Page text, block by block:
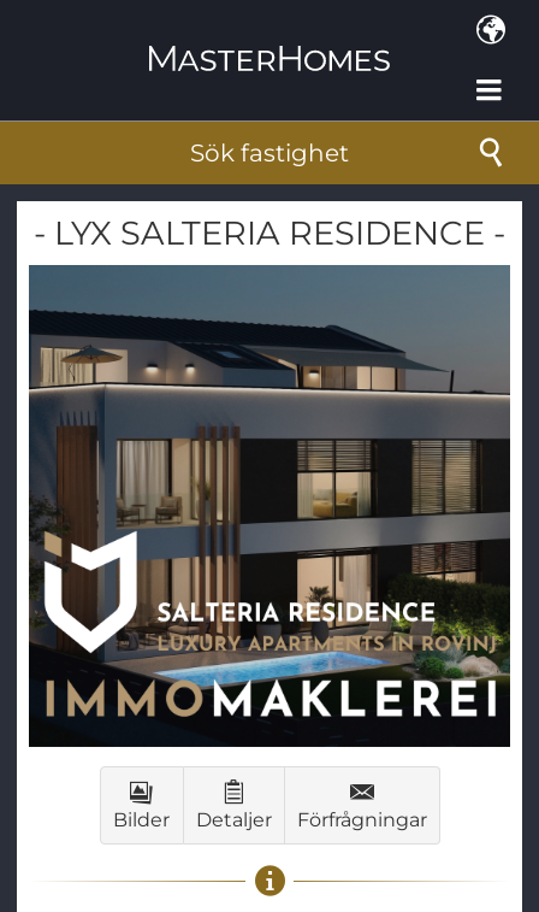
Sök fastighet
- LYX SALTERIA RESIDENCE -
Bilder Detaljer Förfrågningar